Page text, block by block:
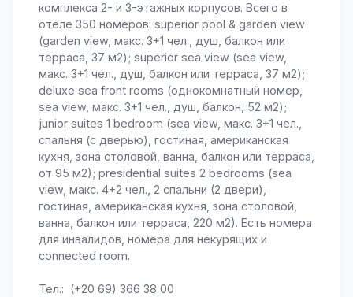
комплекса 2- и 3-этажных корпусов. Всего в
отеле 350 номеров: superior pool & garden view
(garden view, макс. 3+1 чел., душ, балкон или
терраса, 37 м2); superior sea view (sea view,
макс. 3+1 чел., душ, балкон или терраса, 37 м2);
deluxe sea front rooms (однокомнатный номер,
sea view, макс. 3+1 чел., душ, балкон, 52 м2);
junior suites 1 bedroom (sea view, макс. 3+1 чел.,
спальня (с дверью), гостиная, американская
кухня, зона столовой, ванна, балкон или терраса,
от 95 м2); presidential suites 2 bedrooms (sea
view, макс. 4+2 чел., 2 спальни (2 двери),
гостиная, американская кухня, зона столовой,
ванна, балкон или терраса, 220 м2). Есть номера
для инвалидов, номера для некурящих и
connected room.
Тел.: (+20 69) 366 38 00